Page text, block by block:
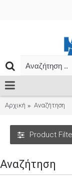
Αρχική Αναζήτηση
Product
Αναζήτηση